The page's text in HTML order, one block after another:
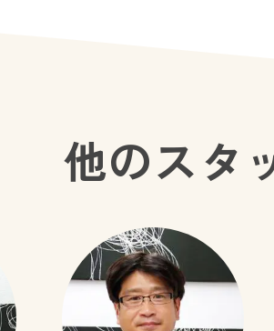
他のスタ